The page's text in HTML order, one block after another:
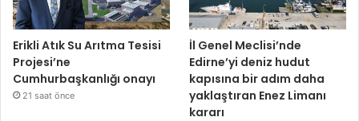
Erikli Atık Su Arıtma Tesisi
Projesi’ne
Cumhurbaşkanlığı onayı
21 saat önce
İl Genel Meclisi’nde
Edirne’yi deniz hudut
kapısına bir adım daha
yaklaştıran Enez Limanı
kararı